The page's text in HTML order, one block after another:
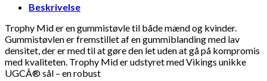
Beskrivelse
Trophy Mid er en gummistøvle til både mænd og kvinder.
Gummistøvlen er fremstillet af en gummiblanding med lav
densitet, der er med til at gøre den let uden at gå på kompromis
med kvaliteten. Trophy Mid er udstyret med Vikings unikke
UGCÂ® sål – en robust